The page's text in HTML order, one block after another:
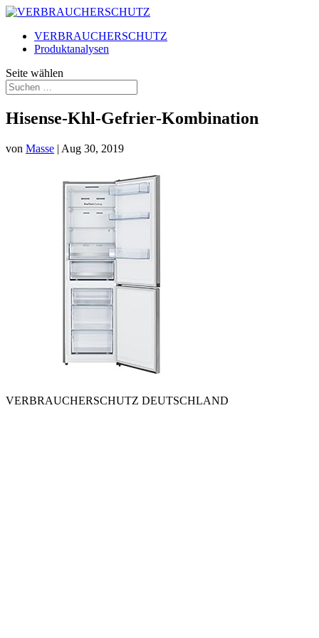
VERBRAUCHERSCHUTZ
Produktanalysen
Seite wählen
Hisense-Khl-Gefrier-Kombination
von Masse | Aug 30, 2019
VERBRAUCHERSCHUTZ DEUTSCHLAND